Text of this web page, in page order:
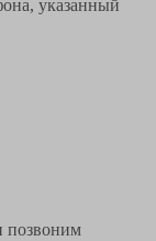
указанный
позвоним